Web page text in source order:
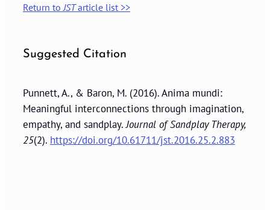
Return to JSTarticle list >>
Suggested Citation
Punnett, A., & Baron, M. (2016). Anima mundi:
Meaningful interconnections through imagination,
empathy, and sandplay.Journal of Sandplay Therapy,
25(2). https://doi.org/10.61711/jst.2016.25.2.883